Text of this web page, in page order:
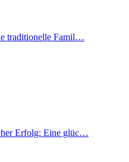
traditionelle Famil…
Erfolg: Eine glüc…